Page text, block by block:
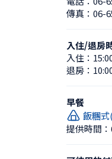
傳真： 06-
入住/退房
入住：
退房：
早餐
飯糰
提供時間